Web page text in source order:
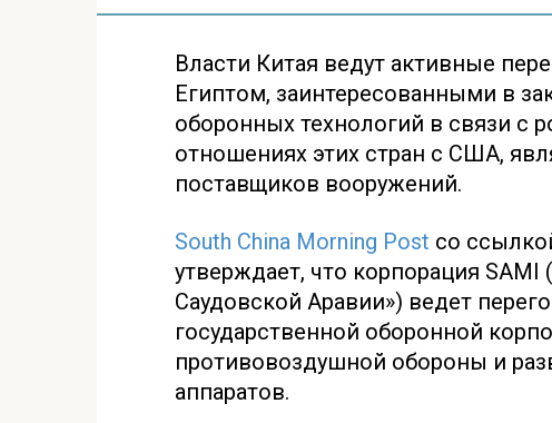
Власти Китая ведут активные
Египтом, заинтересованными в
оборонных технологий в связи с
отношениях этих стран с США,
поставщиков вооружений.
South China Morning Post со
утверждает, что корпорация
Саудовской Аравии») ведет
государственной оборонной
противовоздушной обороны и
аппаратов.